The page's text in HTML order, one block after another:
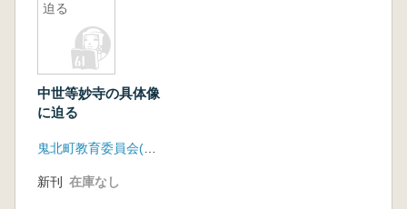
迫る
中世等妙寺の具体像
に迫る
新刊 在庫なし